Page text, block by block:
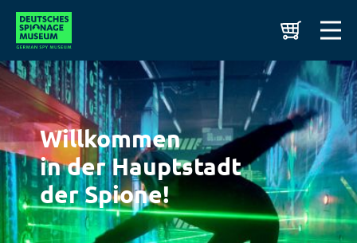
Willkommen
in der Hauptstadt
der Spione!